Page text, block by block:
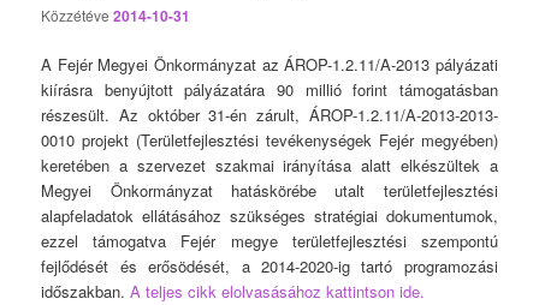
Közzétéve2014-10-31
A Fejér Megyei Önkormányzat az ÁROP-1.2.11/A-2013 pályázati
kiírásra benyújtott pályázatára 90 millió forint támogatásban
részesült. Az október 31-én zárult, ÁROP-1.2.11/A-2013-2013-
0010 projekt (Területfejlesztési tevékenységek Fejér megyében)
keretében a szervezet szakmai irányítása alatt elkészültek a
Megyei Önkormányzat hatáskörébe utalt területfejlesztési
alapfeladatok ellátásához szükséges stratégiai dokumentumok,
ezzel támogatva Fejér megye területfejlesztési szempontú
fejlődését és erősödését, a 2014-2020-ig tartó programozási
időszakban.A teljes cikk elolvasásához kattintson ide.